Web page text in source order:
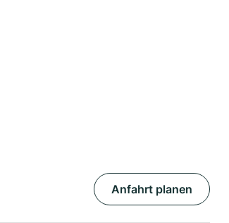
Anfahrt planen